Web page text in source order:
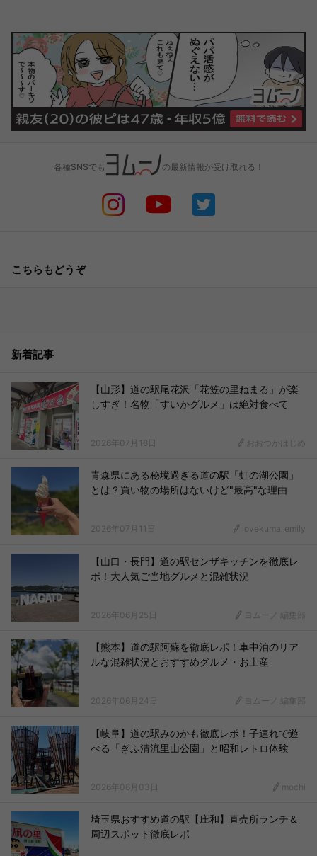
各種SNSでも の最新情報が受け取れる！
こちらもどうぞ
新着記事
【山形】道の駅尾花沢「花笠の里ねまる」が楽
しすぎ！名物「すいかグルメ」は絶対食べて
2026年07月18日 おおつかはじめ
青森県にある秘境過ぎる道の駅「虹の湖公園」
とは？買い物の場所はないけど"最高"な理由
2026年07月11日 lovekuma_emily
【山口・長門】道の駅センザキッチンを徹底レ
ポ！大人気ご当地グルメと混雑状況
2026年06月25日 ヨムーノ 編集部
【熊本】道の駅阿蘇を徹底レポ！車中泊のリア
ルな混雑状況とおすすめグルメ・お土産
2026年06月24日 ヨムーノ 編集部
【岐阜】道の駅みのかも徹底レポ！子連れで遊
べる「ぎふ清流里山公園」と昭和レトロ体験
2026年06月03日 mochi
埼玉県おすすめ道の駅【庄和】直売所ランチ＆
周辺スポット徹底レポ